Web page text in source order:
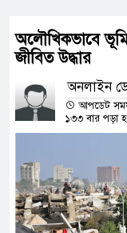
অলৌখিকভাবে
জীবিত উদ্ধার
অনলাইন
আপডেট
১৩৩ বার পড়া